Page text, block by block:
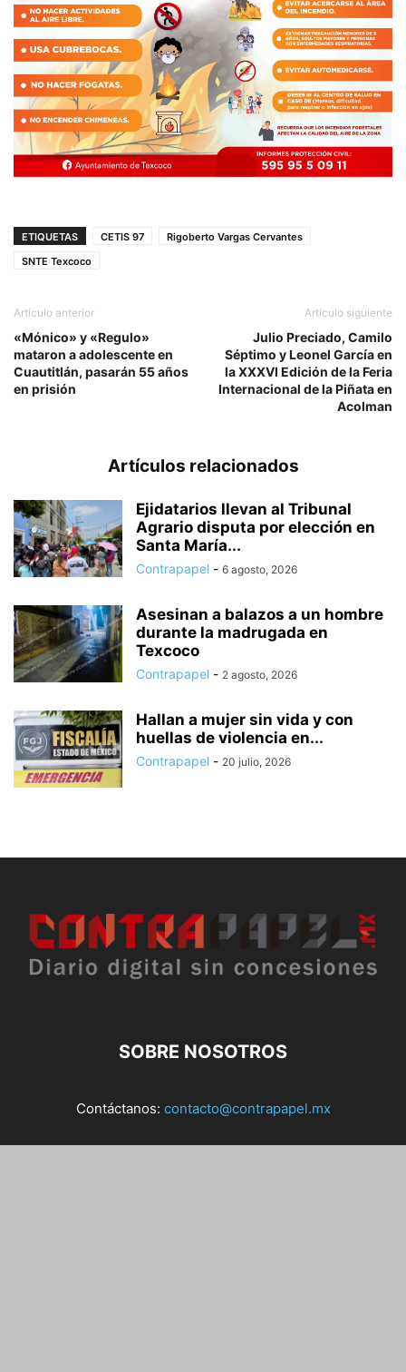
ETIQUETAS CETIS 97
Rigoberto Vargas Cervantes
SNTE Texcoco
Artículo anterior
«Mónico» y «Regulo»
mataron a adolescente en
Cuautitlán, pasarán 55 años
en prisión
Artículo siguiente
Julio Preciado, Camilo
Séptimo y Leonel García en
la XXXVI Edición de la Feria
Internacional de la Piñata en
Acolman
Artículos relacionados
Ejidatarios llevan al Tribunal
Agrario disputa por elección en
Santa María...
Contrapapel - 6 agosto, 2026
Asesinan a balazos a un hombre
durante la madrugada en
Texcoco
Contrapapel - 2 agosto, 2026
Hallan a mujer sin vida y con
huellas de violencia en...
Contrapapel - 20 julio, 2026
SOBRE NOSOTROS
Contáctanos: contacto@contrapapel.mx